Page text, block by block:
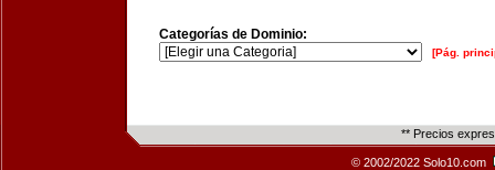
Categorías de Dominio:
[Pág.
** Precios
© 2002/2022 Solo10.com